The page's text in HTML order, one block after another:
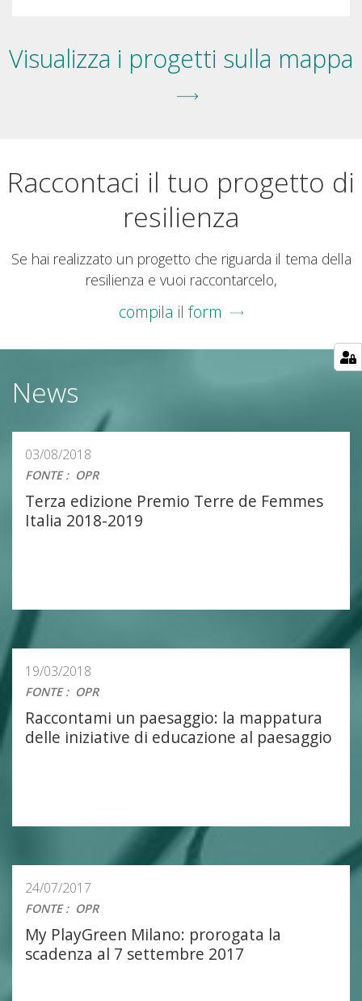
Visualizza i progetti sulla mappa
Raccontaci il tuo progetto di
resilienza
Se hai realizzato un progetto che riguarda il tema della
resilienza e vuoi raccontarcelo,
compila il form
News
03/08/2018
FONTE: OPR
Terza edizione Premio Terre de Femmes
Italia 2018-2019
19/03/2018
FONTE: OPR
Raccontami un paesaggio: la mappatura
delle iniziative di educazione al paesaggio
24/07/2017
FONTE: OPR
My PlayGreen Milano: prorogata la
scadenza al 7 settembre 2017